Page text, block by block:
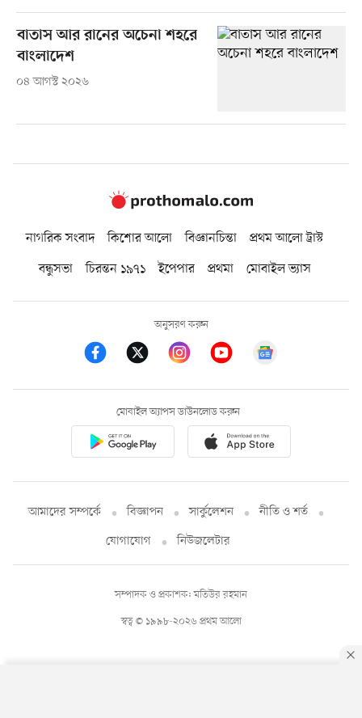
বাতাস আর রানের অচেনা শহরে
বাংলাদেশ
০৪ আগস্ট ২০২৬
নাগরিক সংবাদ কিশোর আলো বিজ্ঞানচিন্তা
প্রথম আলো ট্রাস্ট
বন্ধুসভা
চিরন্তন ১৯৭১ ইপেপার প্রথমা মোবাইল ভ্যাস
অনুসরণ করুন
মোবাইল অ্যাপস ডাউনলোড করুন
আমাদের সম্পর্কে বিজ্ঞাপন সার্কুলেশন
নীতি ও শর্ত
যোগাযোগ
নিউজলেটার
স্বত্ব © ১৯৯৮-২০২৬ প্রথম আলো
সম্পাদক ও প্রকাশক: মতিউর রহমান